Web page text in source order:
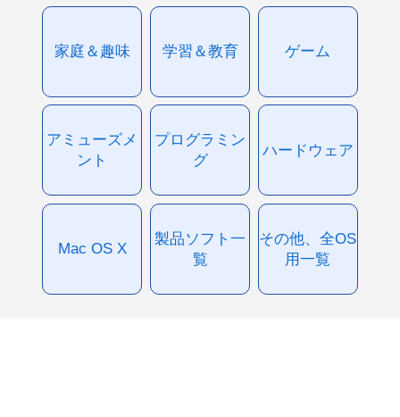
家庭＆趣味 学習＆教育 ゲーム
アミューズメ
ント
プログラミン
グ
ハードウェア
Mac OS X
製品ソフト一
覧
その他、全OS
用一覧